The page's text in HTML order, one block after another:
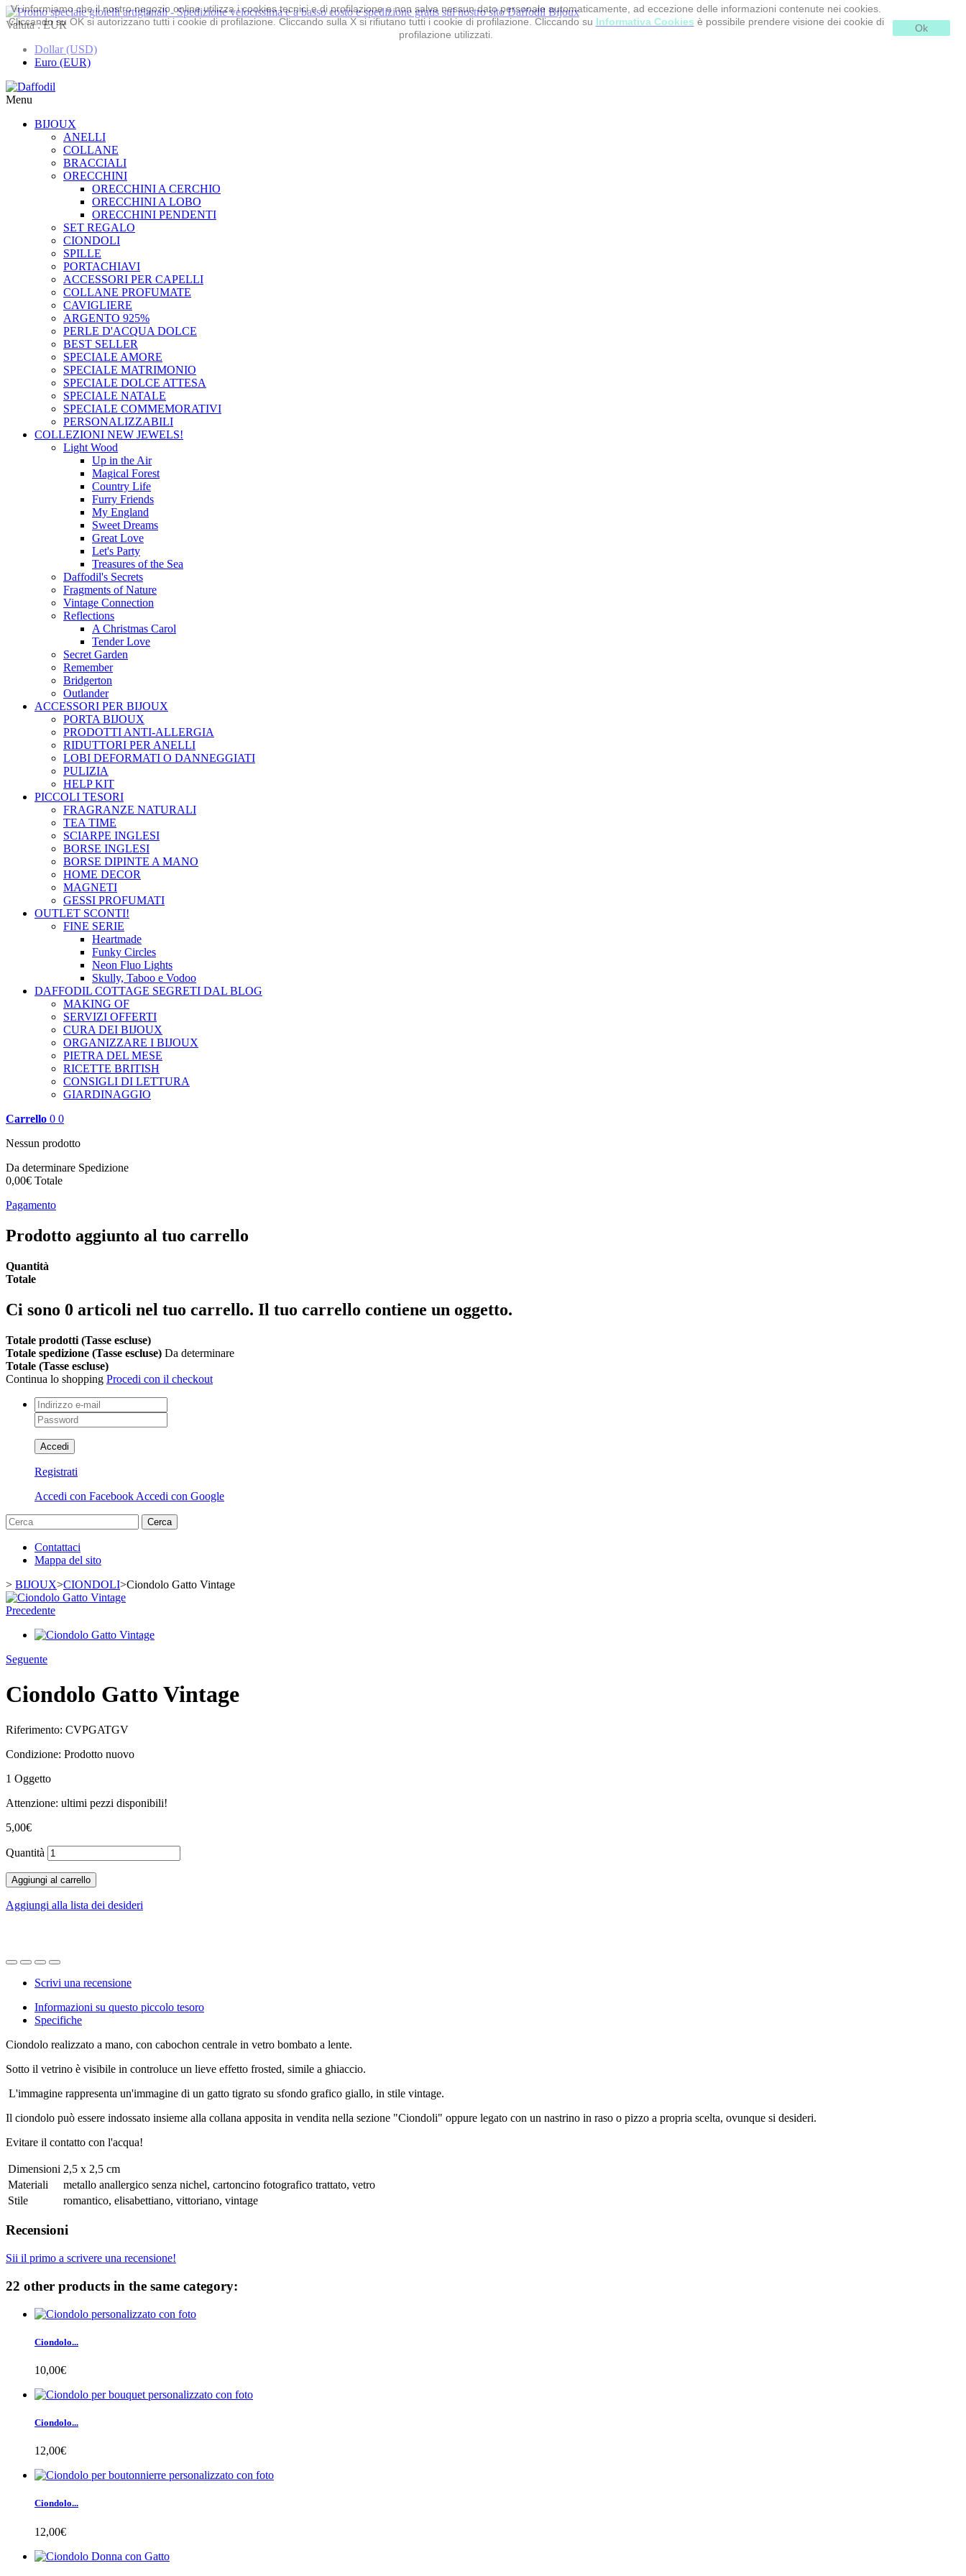
Valuta : EUR
Dollar (USD)
Euro (EUR)
Menu
BIJOUX
ANELLI
COLLANE
BRACCIALI
ORECCHINI
ORECCHINI A CERCHIO
ORECCHINI A LOBO
ORECCHINI PENDENTI
SET REGALO
CIONDOLI
SPILLE
PORTACHIAVI
ACCESSORI PER CAPELLI
COLLANE PROFUMATE
CAVIGLIERE
ARGENTO 925%
PERLE D'ACQUA DOLCE
BEST SELLER
SPECIALE AMORE
SPECIALE MATRIMONIO
SPECIALE DOLCE ATTESA
SPECIALE NATALE
SPECIALE COMMEMORATIVI
PERSONALIZZABILI
COLLEZIONI NEW JEWELS!
Light Wood
Up in the Air
Magical Forest
Country Life
Furry Friends
My England
Sweet Dreams
Great Love
Let's Party
Treasures of the Sea
Daffodil's Secrets
Fragments of Nature
Vintage Connection
Reflections
A Christmas Carol
Tender Love
Secret Garden
Remember
Bridgerton
Outlander
ACCESSORI PER BIJOUX
PORTA BIJOUX
PRODOTTI ANTI-ALLERGIA
RIDUTTORI PER ANELLI
LOBI DEFORMATI O DANNEGGIATI
PULIZIA
HELP KIT
PICCOLI TESORI
FRAGRANZE NATURALI
TEA TIME
SCIARPE INGLESI
BORSE INGLESI
BORSE DIPINTE A MANO
HOME DECOR
MAGNETI
GESSI PROFUMATI
OUTLET SCONTI!
FINE SERIE
Heartmade
Funky Circles
Neon Fluo Lights
Skully, Taboo e Vodoo
DAFFODIL COTTAGE SEGRETI DAL BLOG
MAKING OF
SERVIZI OFFERTI
CURA DEI BIJOUX
ORGANIZZARE I BIJOUX
PIETRA DEL MESE
RICETTE BRITISH
CONSIGLI DI LETTURA
GIARDINAGGIO
Carrello 0 0
Nessun prodotto
Da determinare Spedizione
0,00€ Totale
Pagamento
Prodotto aggiunto al tuo carrello
Quantità
Totale
Ci sono 0 articoli nel tuo carrello. Il tuo carrello contiene un oggetto.
Totale prodotti (Tasse escluse)
Totale spedizione (Tasse escluse) Da determinare
Totale (Tasse escluse)
Continua lo shopping Procedi con il checkout
Accedi
Registrati
Accedi con Facebook Accedi con Google
Cerca
Contattaci
Mappa del sito
> BIJOUX>CIONDOLI>Ciondolo Gatto Vintage
Precedente
Seguente
Ciondolo Gatto Vintage
Riferimento: CVPGATGV
Condizione: Prodotto nuovo
1 Oggetto
Attenzione: ultimi pezzi disponibili!
5,00€
Quantità
Aggiungi al carrello
Aggiungi alla lista dei desideri
Scrivi una recensione
Informazioni su questo piccolo tesoro
Specifiche
Ciondolo realizzato a mano, con cabochon centrale in vetro bombato a lente.
Sotto il vetrino è visibile in controluce un lieve effetto frosted, simile a ghiaccio.
L'immagine rappresenta un'immagine di un gatto tigrato su sfondo grafico giallo, in stile vintage.
Il ciondolo può essere indossato insieme alla collana apposita in vendita nella sezione "Ciondoli" oppure legato con un nastrino in raso o pizzo a propria scelta, ovunque si desideri.
Evitare il contatto con l'acqua!
Dimensioni 2,5 x 2,5 cm
Materiali
metallo anallergico senza nichel, cartoncino fotografico trattato, vetro
Stile
romantico, elisabettiano, vittoriano, vintage
Recensioni
Sii il primo a scrivere una recensione!
22 other products in the same category:
Ciondolo...
10,00€
Ciondolo...
12,00€
Ciondolo...
12,00€
Vi informiamo che il nostro negozio online utilizza i cookies tecnici e di profilazione e non salva nessun dato personale automaticamente, ad eccezione delle informazioni contenute nei cookies.
Cliccando su OK si autorizzano tutti i cookie di profilazione. Cliccando sulla X si rifiutano tutti i cookie di profilazione. Cliccando su Informativa Cookies è possibile prendere visione dei cookie di
profilazione utilizzati.
Ok